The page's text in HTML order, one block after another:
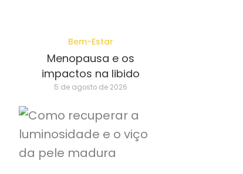
Bem-Estar
Menopausa e os
impactos na libido
5 de agosto de 2026